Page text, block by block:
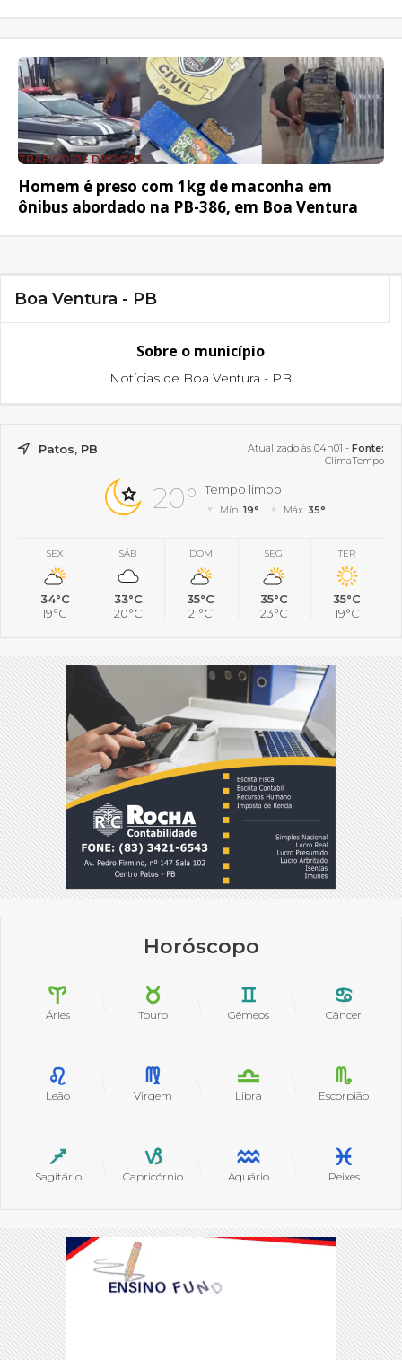
TRÁFICO DE DROGAS
Homem é preso com 1kg de maconha em
ônibus abordado na PB-386, em Boa Ventura
Boa Ventura - PB
Sobre o município
Notícias de Boa Ventura - PB
Patos, PB Atualizado às 04h01 - Fonte:
ClimaTempo
20° Tempo limpo
Mín.19° Máx. 35°
SEX
34°C
19°C
SÁB
33°C
20°C
DOM
35°C
21°C
SEG
35°C
23°C
TER
35°C
19°C
Horóscopo
Áries Touro Gêmeos Câncer
Leão Virgem Libra Escorpião
Sagitário Capricórnio Aquário Peixes